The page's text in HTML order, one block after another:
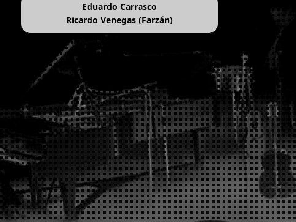
Eduardo Carrasco
Ricardo Venegas (Farzán)